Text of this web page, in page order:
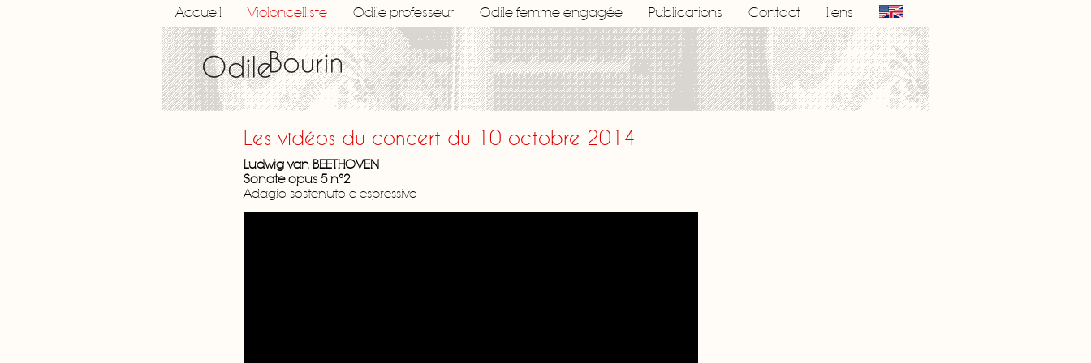
Accueil Violoncelliste Odile professeur Odile femme engagée Publications Contact liens
Les vidéos du concert du 10 octobre 2014
Ludwig van BEETHOVEN
Sonate opus 5 n°2
Adagio sostenuto e espressivo